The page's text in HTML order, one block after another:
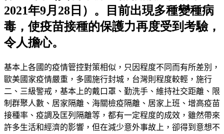
2021年9月28日）。目前出現多種變種病
毒，使疫苗接種的保護力再度受到考驗，
令人擔心。
基本上各國的疫情管控對策相似，只因程度不同而有所差別，
歐美國家疫情嚴重，多國施行封城，台灣則程度較輕，施行
二、三級警戒，基本上的戴口罩、勤洗手、維持社交距離、限
制群聚人數、居家隔離、海關檢疫隔離、居家上班、增高疫苗
接種率、疫調及匡列隔離等，都有一定程度的成效，雖然帶來
許多生活和經濟的影響，但在減少意外事故上，卻得到意想不